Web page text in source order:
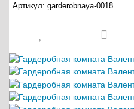
Артикул: garderobnaya-0018